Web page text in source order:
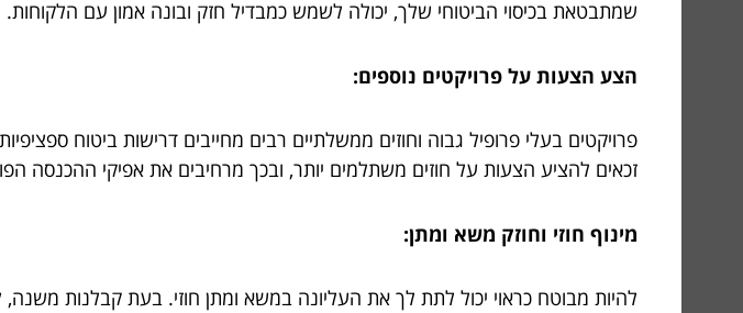
שמתבטאת בכיסוי הביטוחי שלך, יכולה לשמש כמבדיל חזק ובונה אמון עם הלקוחות.
הצע הצעות על פרויקטים נוספים:
פרויקטים בעלי פרופיל גבוה וחוזים ממשלתיים רבים מחייבים דרישות ביטוח
זכאים להציע הצעות על חוזים משתלמים יותר, ובכך מרחיבים את אפיקי ההכנסה
מינוף חוזי וחוזק משא ומתן:
להיות מבוטח כראוי יכול לתת לך את העליונה במשא ומתן חוזי. בעת קבלנות